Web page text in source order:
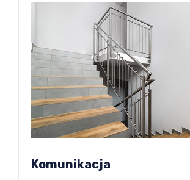
Komunikacja